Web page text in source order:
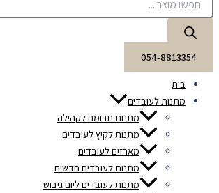
054-8813354
בית
מתנות לעובדים
מתנות תרומה לקהילה
מתנות לקיץ לעובדים
מארזים לעובדים
מתנות לעובדים חדשים
מתנות לעובדים ליום גיבוש